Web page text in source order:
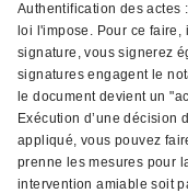
Authentification des actes
loi l'impose. Pour ce
signature, vous signerez
signatures engagent le
le document devient un
Exécution d’une décision
appliqué, vous pouvez
prenne les mesures pour
intervention amiable soit